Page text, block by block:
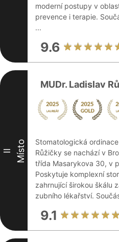
moderní postupy v
prevence i terapie.
...
9.6
II Místo
MUDr. Ladislav
Stomatologická
Růžičky se nachází v
třída Masarykova 30, v
Poskytuje komplexní
zahrnující širokou škálu
zubního lékařství.
9.1